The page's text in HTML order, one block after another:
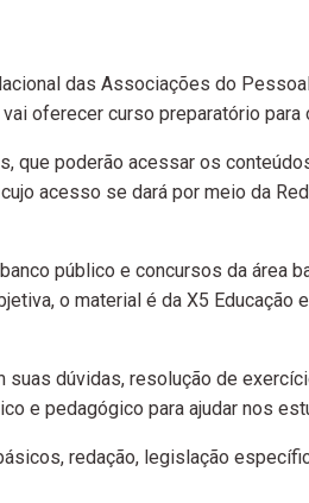
das Associações do
oferecer curso preparatório para
que poderão acessar os
acesso se dará por meio da
público e concursos da área
o material é da X5
dúvidas, resolução de
e pedagógico para ajudar nos
redação, legislação